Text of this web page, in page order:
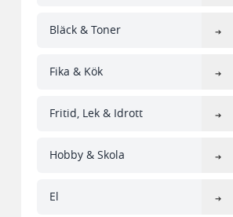
Bläck & Toner
Fika & Kök
Fritid, Lek & Idrott
Hobby & Skola
El